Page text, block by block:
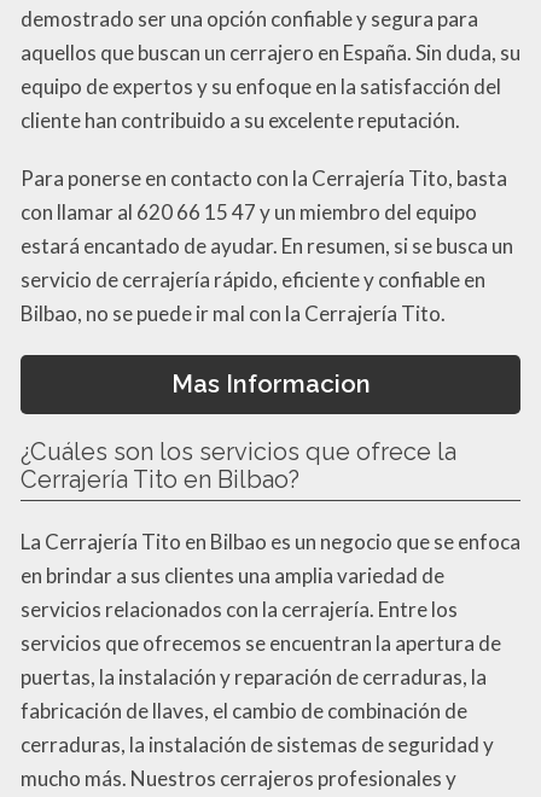
demostrado ser una opción confiable y segura para
aquellos que buscan un cerrajero en España. Sin duda, su
equipo de expertos y su enfoque en la satisfacción del
cliente han contribuido a su excelente reputación.
Para ponerse en contacto con la Cerrajería Tito, basta
con llamar al 620 66 15 47 y un miembro del equipo
estará encantado de ayudar. En resumen, si se busca un
servicio de cerrajería rápido, eficiente y confiable en
Bilbao, no se puede ir mal con la Cerrajería Tito.
Mas Informacion
¿Cuáles son los servicios que ofrece la
Cerrajería Tito en Bilbao?
La Cerrajería Tito en Bilbao es un negocio que se enfoca
en brindar a sus clientes una amplia variedad de
servicios relacionados con la cerrajería. Entre los
servicios que ofrecemos se encuentran la apertura de
puertas, la instalación y reparación de cerraduras, la
fabricación de llaves, el cambio de combinación de
cerraduras, la instalación de sistemas de seguridad y
mucho más. Nuestros cerrajeros profesionales y